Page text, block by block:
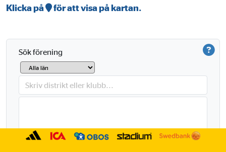
Klicka på
för att visa på kartan.
Sök förening